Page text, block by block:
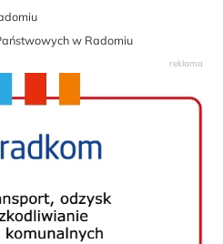
w Radomiu